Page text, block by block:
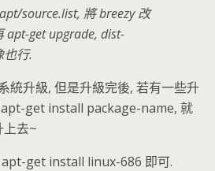
source.list, 將 breezy 改
apt-get upgrade, dist-
也行.
統升級, 但是升級完後, 若有一些升
apt-get install package-name, 就
上去~
get install linux-686 即可.